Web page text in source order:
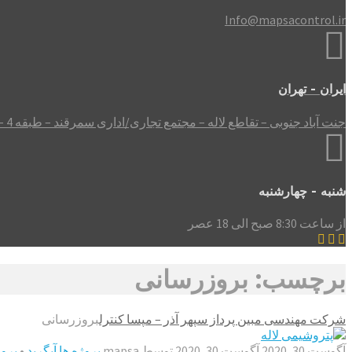
Info@mapsacontrol.ir
ایران - تهران
جنت آباد جنوبی – تقاطع لاله – مجتمع تجاری/اداری سمرقند – طبقه 4 – واحد 408
شنبه - چهارشنبه
از ساعت 8:30 صبح الی 18 عصر
برچسب: بروزرسانی
شرکت مهندسی مبین پرداز سپهر آذر – مپسا کنترلبروزرسانی